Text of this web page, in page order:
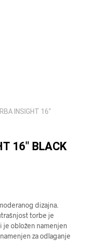
INSIGHT 16″
16″ BLACK
dizajna.
torbe je
je obložen namenjen
za odlaganje